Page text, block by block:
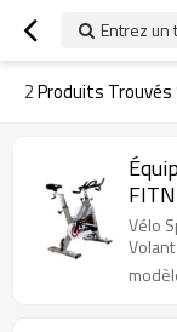
Entrez un
2Produits Trouvés
Vélo